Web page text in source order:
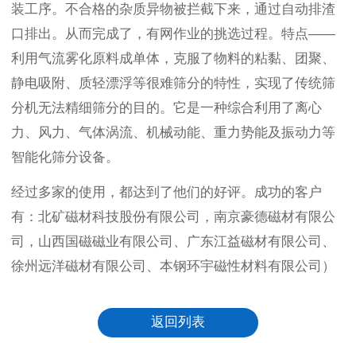
装工序。不合格的杂质异物被拦截下来，通过自动排渣
口排出。从而完成了，有网作业的挑选过程。特点——
利用气流雾化原料成单体，克服了物料的粘黏、团聚、
静电吸附、质轻漂浮等很难筛分的特性，实现了传统筛
分机无法精细筛分的目的。它是一种综合利用了离心
力、风力、气体涡流、机械动能、重力势能及振动力等
智能化筛分设备。
经过多家的使用，都达到了他们的好评。成功的客户
有：北矿磁材科技股份有限公司，南京豪德磁材有限公
司，山西国磁磁业有限公司、广东江益磁材有限公司、
徐州远洋磁材有限公司、本钢环宇磁性材料有限公司）
返回列表